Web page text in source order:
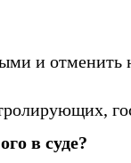
и
в суде?